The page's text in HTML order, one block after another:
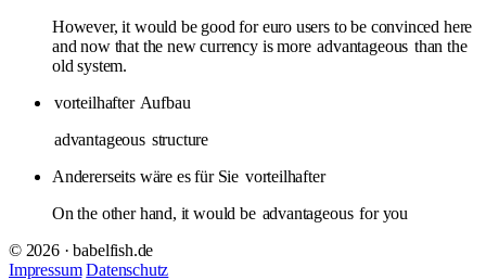
However, it would be good for euro users to be convinced here
and now that the new currency is more advantageous than the
old system.
vorteilhafter Aufbau
advantageous structure
Andererseits wäre es für Sie vorteilhafter
On the other hand, it would be advantageous for you
© 2026 · babelfish.de
Impressum Datenschutz